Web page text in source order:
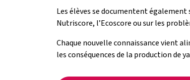
Les élèves se documentent
Nutriscore, l’Ecoscore ou sur les
Chaque nouvelle connaissance vient
les conséquences de la production de